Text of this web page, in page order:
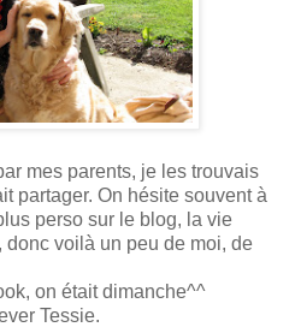
mes parents, je les trouvais
partager. On hésite souvent à
perso sur le blog, la vie
donc voilà un peu de moi, de
on était dimanche^^
Tessie.